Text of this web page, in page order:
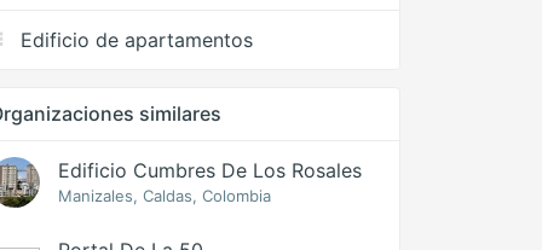
Edificio de apartamentos
similares
Edificio Cumbres De Los Rosales
Manizales, Caldas, Colombia